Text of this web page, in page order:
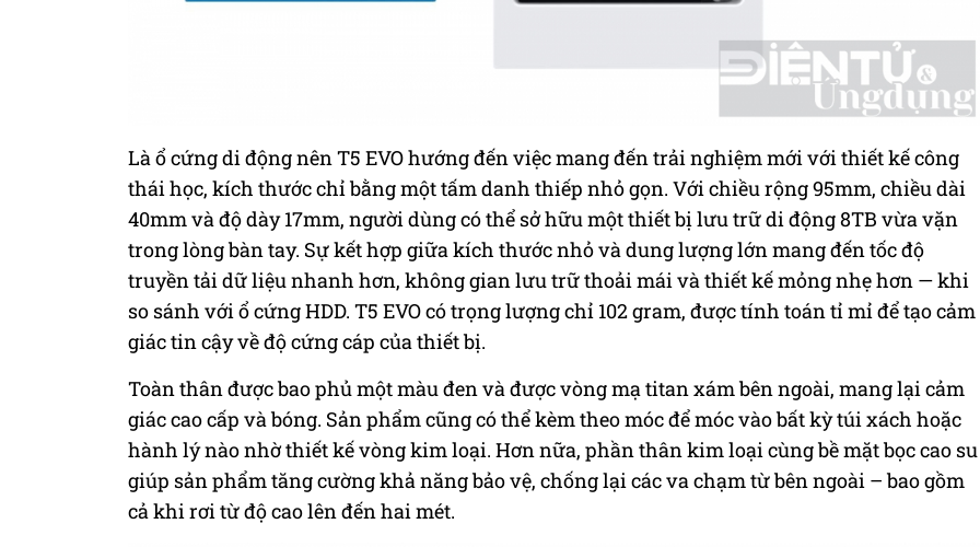
Là ổ cứng di động nên T5 EVO hướng đến việc mang đến trải nghiệm mới với thiết kế công
thái học, kích thước chỉ bằng một tấm danh thiếp nhỏ gọn. Với chiều rộng 95mm, chiều dài
40mm và độ dày 17mm, người dùng có thể sở hữu một thiết bị lưu trữ di động 8TB vừa vặn
trong lòng bàn tay. Sự kết hợp giữa kích thước nhỏ và dung lượng lớn mang đến tốc độ
truyền tải dữ liệu nhanh hơn, không gian lưu trữ thoải mái và thiết kế mỏng nhẹ hơn — khi
so sánh với ổ cứng HDD. T5 EVO có trọng lượng chỉ 102 gram, được tính toán tỉ mỉ để tạo cảm
giác tin cậy về độ cứng cáp của thiết bị.
Toàn thân được bao phủ một màu đen và được vòng mạ titan xám bên ngoài, mang lại cảm
giác cao cấp và bóng. Sản phẩm cũng có thể kèm theo móc để móc vào bất kỳ túi xách hoặc
hành lý nào nhờ thiết kế vòng kim loại. Hơn nữa, phần thân kim loại cùng bề mặt bọc cao su
giúp sản phẩm tăng cường khả năng bảo vệ, chống lại các va chạm từ bên ngoài – bao gồm
cả khi rơi từ độ cao lên đến hai mét.